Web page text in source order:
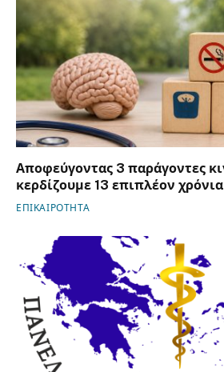
Αποφεύγοντας 3 παράγοντες
κερδίζουμε 13 επιπλέον
ΕΠΙΚΑΙΡΟΤΗΤΑ